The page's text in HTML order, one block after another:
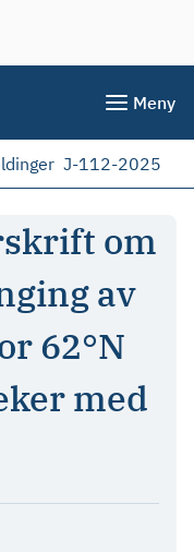
Meny
J-112-2025
om
av
62°N
med